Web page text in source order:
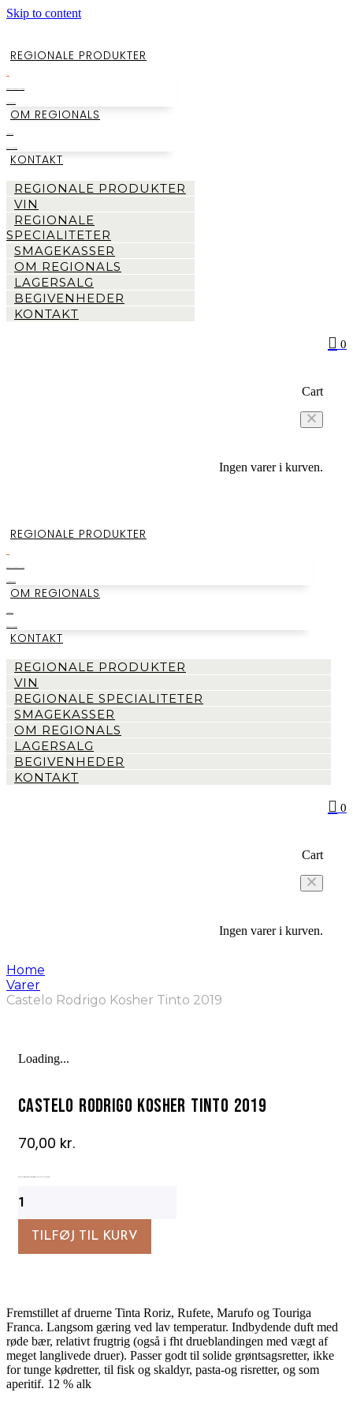
Skip to content
REGIONALE PRODUKTER
OM REGIONALS
KONTAKT
REGIONALE PRODUKTER
VIN
REGIONALE
SPECIALITETER
SMAGEKASSER
OM REGIONALS
LAGERSALG
BEGIVENHEDER
KONTAKT
0
Cart
Ingen varer i kurven.
REGIONALE PRODUKTER
OM REGIONALS
KONTAKT
REGIONALE PRODUKTER
VIN
REGIONALE SPECIALITETER
SMAGEKASSER
OM REGIONALS
LAGERSALG
BEGIVENHEDER
KONTAKT
0
Cart
Ingen varer i kurven.
Home
Varer
Castelo Rodrigo Kosher Tinto 2019
Loading...
Castelo Rodrigo Kosher Tinto 2019
70,00 kr.
Rodrigo
Kosher
TintoTILFØJ TIL KURV
Fremstillet af druerne Tinta Roriz, Rufete, Marufo og Touriga
Franca. Langsom gæring ved lav temperatur. Indbydende duft med
røde bær, relativt frugtrig (også i fht drueblandingen med vægt af
meget langlivede druer). Passer godt til solide grøntsagsretter, ikke
for tunge kødretter, til fisk og skaldyr, pasta-og risretter, og som
aperitif. 12 % alk